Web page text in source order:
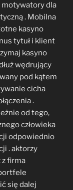
motywatory dla
. Mobilna
kasyno
tytuł i klient
kasyno
wędrujący
pod kątem
cicha
.
od tego,
człowieka
odpowiednio
. aktorzy
z firma
się dalej